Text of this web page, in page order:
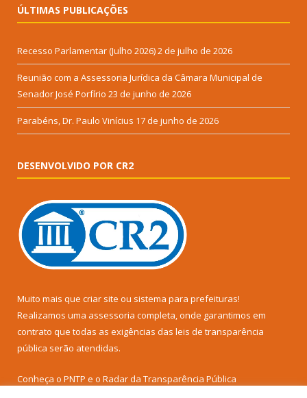
ÚLTIMAS PUBLICAÇÕES
Recesso Parlamentar (Julho 2026)2 de julho de 2026
Reunião com a Assessoria Jurídica da Câmara Municipal de
Senador José Porfírio 23 de junho de 2026
Parabéns, Dr. Paulo Vinícius 17 de junho de 2026
DESENVOLVIDO POR CR2
Muito mais que criar site ou sistema para prefeituras!
Realizamos uma assessoria completa, onde garantimos em
contrato que todas as exigências das leis de transparência
pública serão atendidas.
Conheça o PNTP e o Radar da Transparência Pública